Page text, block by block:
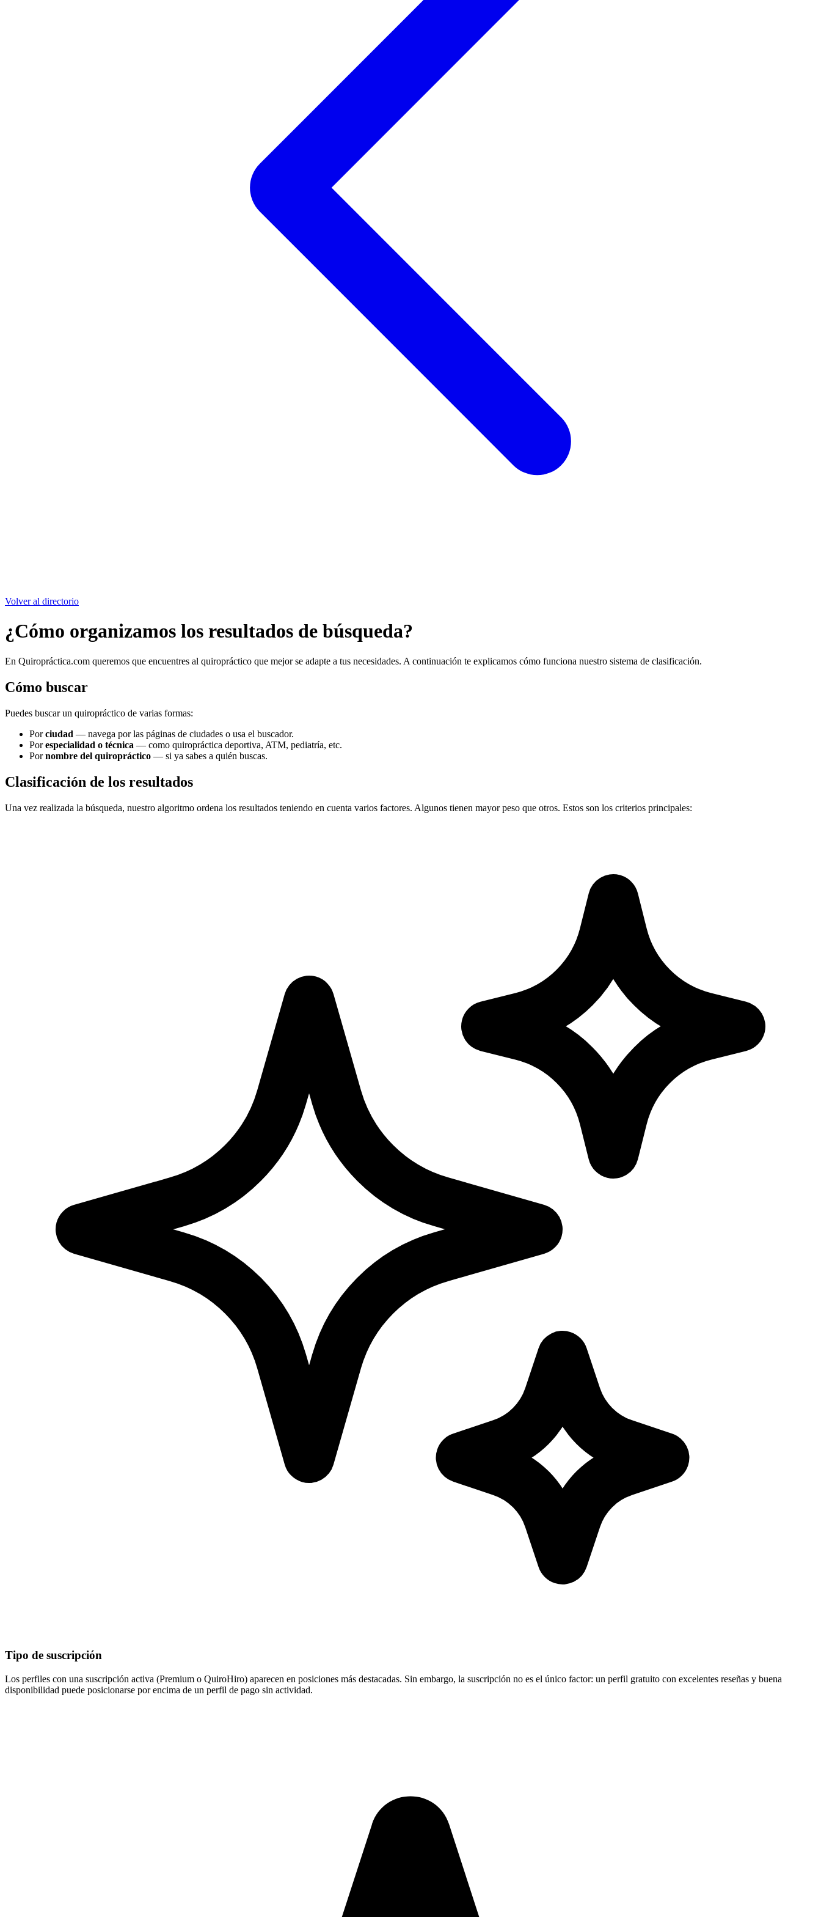
Volver al directorio
¿Cómo organizamos los resultados de búsqueda?
En Quiropráctica.com queremos que encuentres al quiropráctico que mejor se adapte a tus necesidades. A continuación te explicamos cómo funciona nuestro sistema de clasificación.
Cómo buscar
Puedes buscar un quiropráctico de varias formas:
Porciudad — navega por las páginas de ciudades o usa el buscador.
Por especialidad o técnica — como quiropráctica deportiva, ATM, pediatría, etc.
Por nombre del quiropráctico — si ya sabes a quién buscas.
Clasificación de los resultados
Una vez realizada la búsqueda, nuestro algoritmo ordena los resultados teniendo en cuenta varios factores. Algunos tienen mayor peso que otros. Estos son los criterios principales:
Tipo de suscripción
Los perfiles con una suscripción activa (Premium o QuiroHiro) aparecen en posiciones más destacadas. Sin embargo, la suscripción no es el único factor: un perfil gratuito con excelentes reseñas y buena
disponibilidad puede posicionarse por encima de un perfil de pago sin actividad.